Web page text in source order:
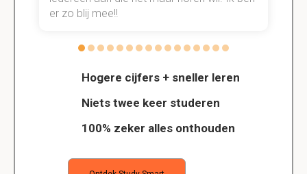
Hogere cijfers + sneller leren
Niets twee keer studeren
100% zeker alles onthouden
er zo blij mee!!